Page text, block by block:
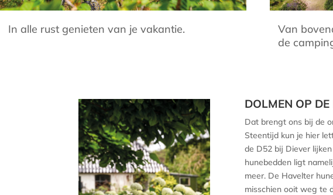
In alle rust genieten van je vakantie.
Van
de
DOLMEN OP DE
Dat brengt ons bij de
Steentijd kun je hier
de D52 bij Diever
hunebedden ligt
meer. De Havelter
misschien ooit weg te